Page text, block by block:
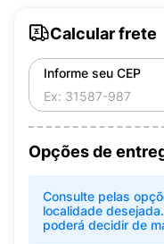
Calcular frete
Informe seu CEP
Opções de
Consulte pelas
localidade
poderá decidir de